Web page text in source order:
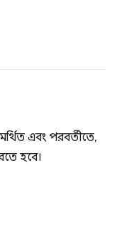
এবং পরবর্তীতে,
হবে।